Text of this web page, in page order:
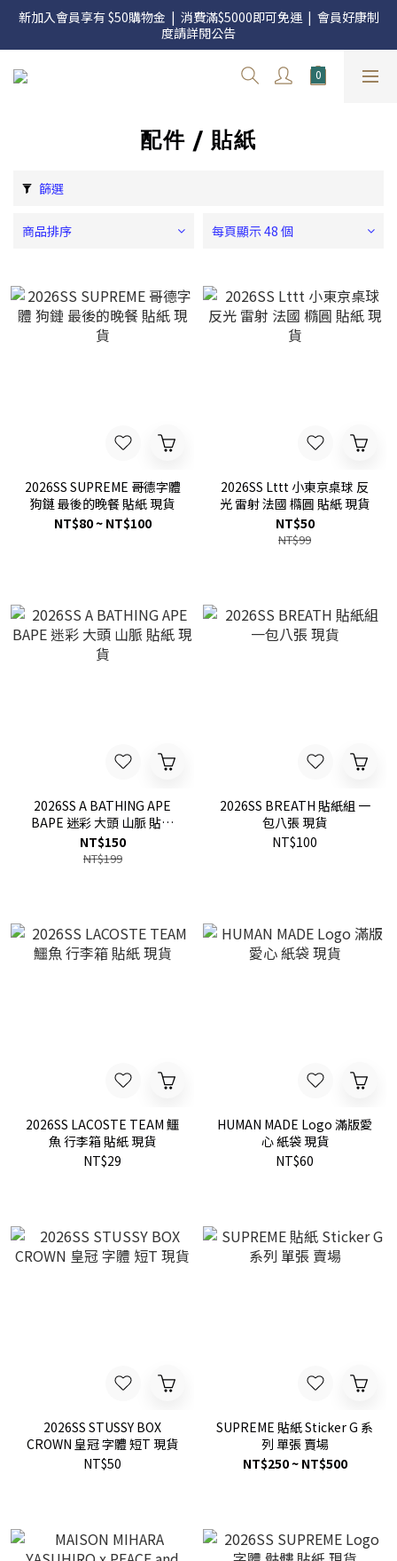
官網三週年 8月滿額送購物金 - 滿 $2000 送 $60 / 滿 $4000 送 $300
/ 滿 $10000 送 $1500
新加入會員享有 $50購物金  |  消費滿$5000即可免運  |  會員好康制
度請詳閱公告
官網三週年 8月滿額送購物金 - 滿 $2000 送 $60 / 滿 $4000 送 $300
/ 滿 $10000 送 $1500
配件 / 貼紙
篩選
商品排序 每頁顯示 48 個
2026SS SUPREME 哥德字體
狗鏈 最後的晚餐 貼紙 現貨
NT$80 ~ NT$100
2026SS Lttt 小東京桌球 反
光 雷射 法國 橢圓 貼紙 現貨
NT$50
NT$99
2026SS A BATHING APE
BAPE 迷彩 大頭 山脈 貼紙
現貨
NT$150
NT$199
2026SS BREATH 貼紙組 一
包八張 現貨
NT$100
2026SS LACOSTE TEAM 鱷
魚 行李箱 貼紙 現貨
NT$29
HUMAN MADE Logo 滿版愛
心 紙袋 現貨
NT$60
2026SS STUSSY BOX
CROWN 皇冠 字體 短T 現貨
NT$50
SUPREME 貼紙 Sticker G 系
列 單張 賣場
NT$250 ~ NT$500